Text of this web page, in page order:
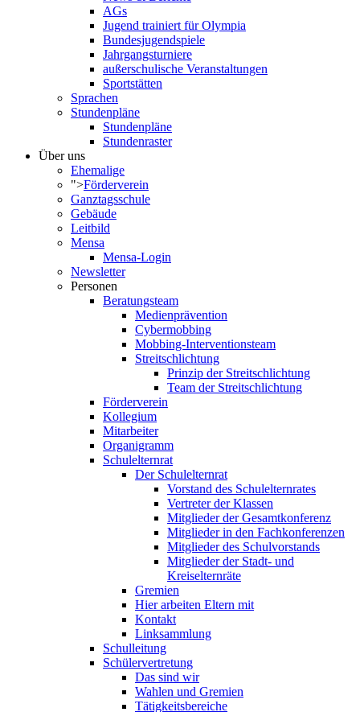
AGs
Jugend trainiert für Olympia
Bundesjugendspiele
Jahrgangsturniere
außerschulische Veranstaltungen
Sportstätten
Sprachen
Stundenpläne
Stundenpläne
Stundenraster
Über uns
Ehemalige
">Förderverein
Ganztagsschule
Gebäude
Leitbild
Mensa
Mensa-Login
Newsletter
Personen
Beratungsteam
Medienprävention
Cybermobbing
Mobbing-Interventionsteam
Streitschlichtung
Prinzip der Streitschlichtung
Team der Streitschlichtung
Förderverein
Kollegium
Mitarbeiter
Organigramm
Schulelternrat
Der Schulelternrat
Vorstand des Schulelternrates
Vertreter der Klassen
Mitglieder der Gesamtkonferenz
Mitglieder in den Fachkonferenzen
Mitglieder des Schulvorstands
Mitglieder der Stadt- und
Kreiselternräte
Gremien
Hier arbeiten Eltern mit
Kontakt
Linksammlung
Schulleitung
Schülervertretung
Das sind wir
Wahlen und Gremien
Tätigkeitsbereiche